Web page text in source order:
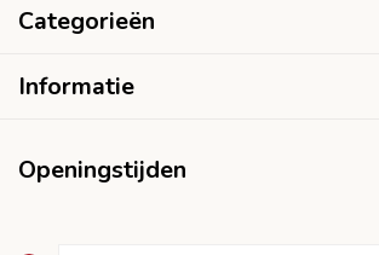
Categorieën
Informatie
Openingstijden